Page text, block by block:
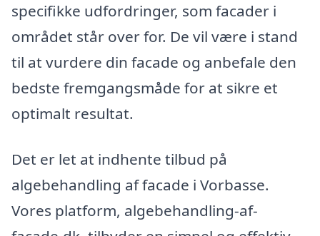
specifikke udfordringer, som facader i
området står over for. De vil være i stand
til at vurdere din facade og anbefale den
bedste fremgangsmåde for at sikre et
optimalt resultat.
Det er let at indhente tilbud på
algebehandling af facade i Vorbasse.
Vores platform, algebehandling-af-